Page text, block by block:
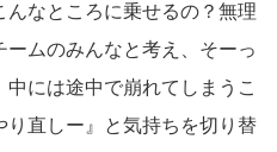
なところに乗せるの？無理
ムのみんなと考え、そーっ
には途中で崩れてしまうこ
り直しー』と気持ちを切り替